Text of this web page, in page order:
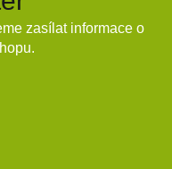
zasílat informace o